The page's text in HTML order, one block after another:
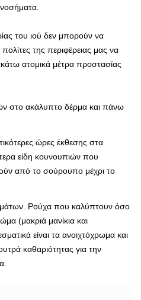
του ιού δεν μπορούν να
της περιφέρειας μας να
ατομικά μέτρα προστασίας
στο ακάλυπτο δέρμα και πάνω
ώρες έκθεσης στα
είδη κουνουπιών που
από το σούρουπο μέχρι το
Ρούχα που καλύπτουν όσο
(μακριά μανίκια και
είναι τα ανοιχτόχρωμα και
καθαριότητας για την